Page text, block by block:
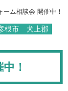
ーム相談会 開催中！
根市
犬上郡
！